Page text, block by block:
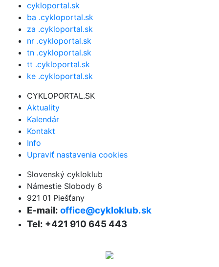
cykloportal.sk
ba .cykloportal.sk
za .cykloportal.sk
nr .cykloportal.sk
tn .cykloportal.sk
tt .cykloportal.sk
ke .cykloportal.sk
CYKLOPORTAL.SK
Aktuality
Kalendár
Kontakt
Info
Upraviť nastavenia cookies
Slovenský cykloklub
Námestie Slobody 6
921 01 Piešťany
E-mail: office@cykloklub.sk
Tel: +421 910 645 443